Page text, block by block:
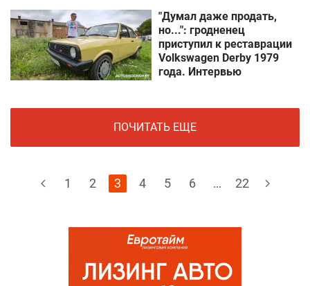
"Думал даже продать,
но...": гродненец
приступил к реставрации
Volkswagen Derby 1979
года. Интервью
ПОЧИТАТЬ ЕЩЕ
1 2 3 4 5 6 … 22